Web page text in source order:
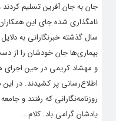
جان به جان آفرین تسلیم
نامگذاری شده جای این
سال گذشته خبرنگارانی به
بیماری‌ها جان خودشان را از
و مهشاد کریمی در حین
اطلاع‌رسانی پر کشیدند. در
روزنامه‌نگارانی که رفتند و
یادشان گرامی باد. کلام...